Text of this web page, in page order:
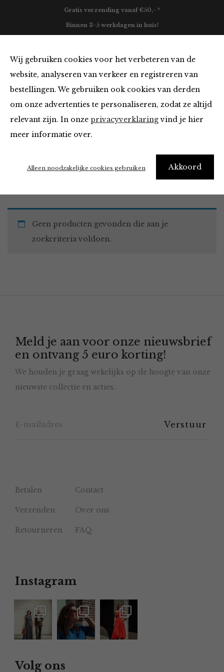
Wij gebruiken cookies voor het verbeteren van de
website, analyseren van verkeer en registreren van
bestellingen. We gebruiken ook cookies van derden
om onze advertenties te personaliseren, zodat ze altijd
relevant zijn. In onze privacyverklaringvind je hier
meer informatie over.
Akkoord
Alleen noodzakelijke cookies gebruiken
Gratis verzending vanaf €50,- *
Binnen 3-5 werkdagen in huis!
Must Haves
Home Winkel Accessoires Must Haves
Geen producten gevonden die aan je
zoekcriteria voldoen.
Meld je aan voor onze nieuwsbrief
en ontvang 5 euro korting!
We houden je graag wekelijks op de hoogte van onze
nieuwste collectie en acties.
Betalen Contact
Verzenden Over ons
Retourneren FAQ
Instagram
Volg ons